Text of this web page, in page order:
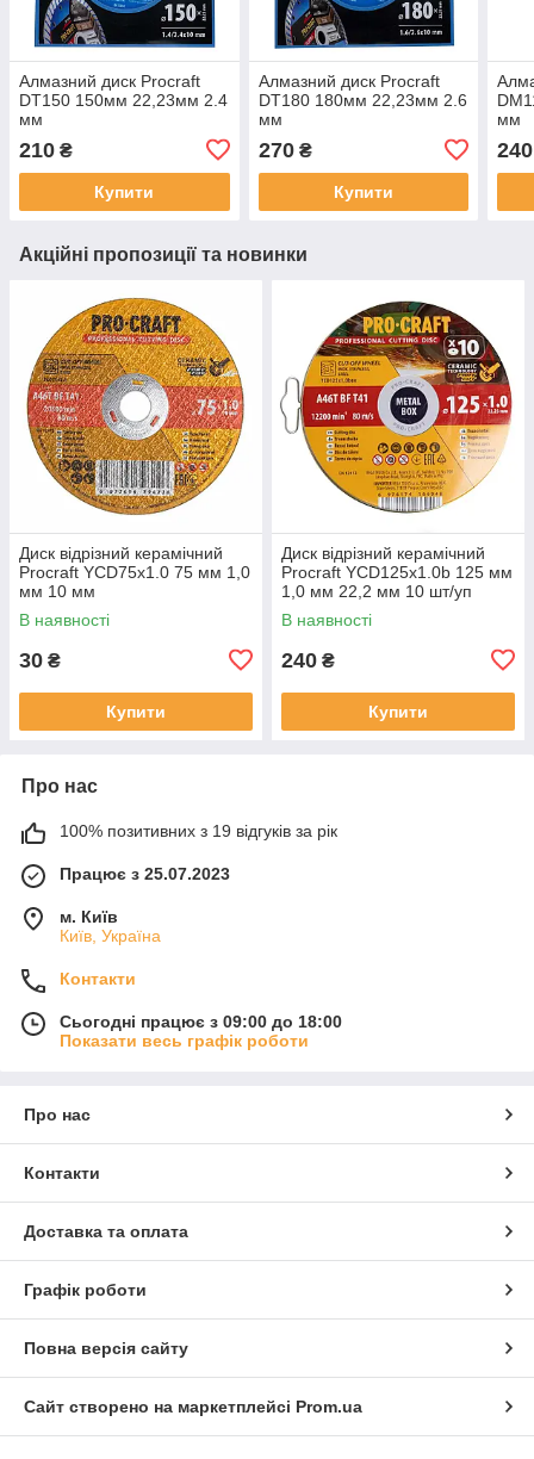
Алмазний диск Procraft
DT150 150мм 22,23мм 2.4
мм
210 ₴
Купити
Алмазний диск Procraft
DT180 180мм 22,23мм 2.6
мм
270₴
Купити
мм
240
Акційні пропозиції та новинки
Диск відрізний керамічний
Procraft YCD75x1.0 75 мм 1,0
мм 10 мм
В наявності
30 ₴
Купити
Диск відрізний керамічний
Procraft YCD125x1.0b 125 мм
1,0 мм 22,2 мм 10 шт/уп
В наявності
240 ₴
Купити
Про нас
100% позитивних з 19 відгуків за рік
Працює з 25.07.2023
м. Київ
Київ, Україна
Контакти
Сьогодні працює з 09:00 до 18:00
Показати весь графік роботи
Про нас
Контакти
Доставка та оплата
Графік роботи
Повна версія сайту
Сайт створено на маркетплейсі Prom.ua